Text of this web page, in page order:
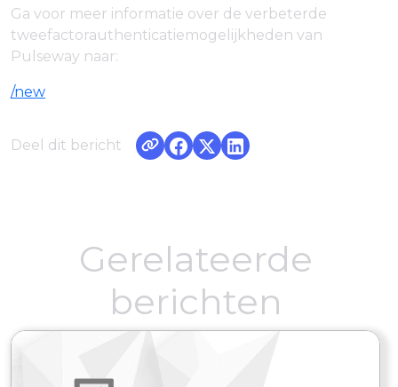
Ga voor meer informatie over de verbeterde
tweefactorauthenticatiemogelijkheden van
Pulseway naar:
/new
Deel dit bericht
Gerelateerde
berichten